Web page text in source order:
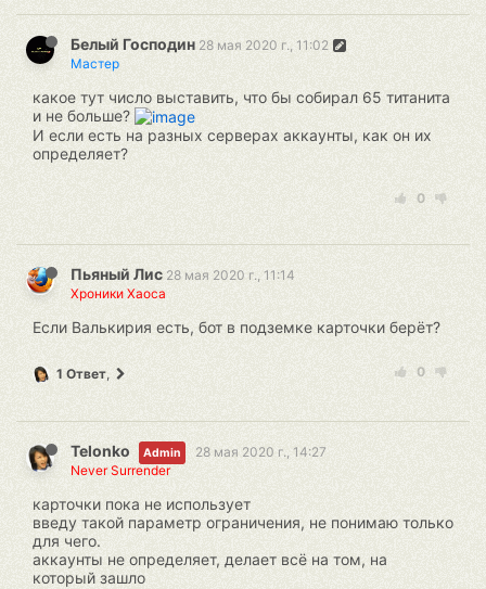
Белый Господин 28 мая 2020 г., 11:02
Мастер
какое тут число выставить, что бы собирал 65 титанита
и не больше?
И если есть на разных серверах аккаунты, как он их
определяет?
0
Пьяный Лис 28 мая 2020 г., 11:14
Хроники Хаоса
Если Валькирия есть, бот в подземке карточки берёт?
0
1 Ответ,
Telonko Admin
28 мая 2020 г., 14:27
Never Surrender
карточки пока не использует
введу такой параметр ограничения, не понимаю только
для чего.
аккаунты не определяет, делает всё на том, на
который зашло